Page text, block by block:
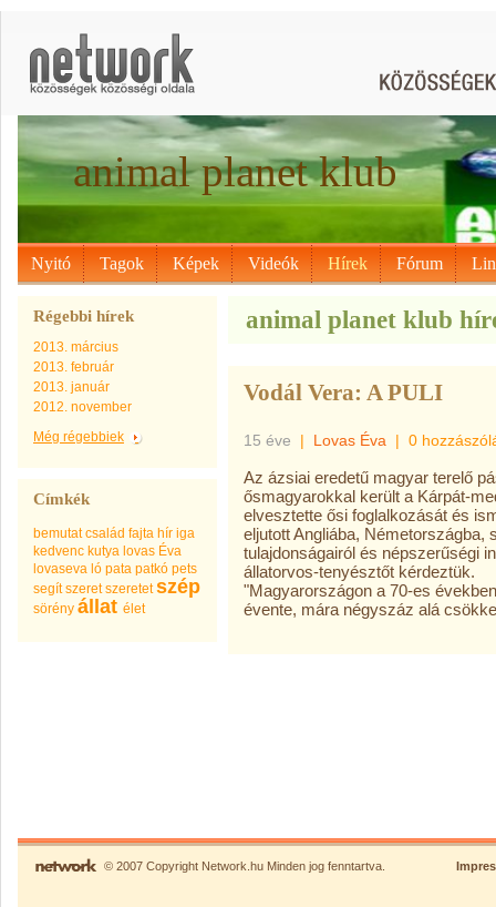
animal planet klub
Nyitó Tagok Képek Videók Hírek Fórum
Régebbi hírek
2013. március
2013. február
2013. január
2012. november
Még régebbiek
Címkék
bemutat család fajta hír iga
kedvenc kutya lovas Éva
lovaseva ló pata patkó pets
segít szeret szeretet szép
sörény állat élet
animal planet klub
Vodál Vera: A PULI
15 éve | Lovas Éva | 0
Az ázsiai eredetű magyar terelő
ősmagyarokkal került a Kárpát-
elvesztette ősi foglalkozását és
eljutott Angliába, Németországba,
tulajdonságairól és népszerűségi
állatorvos-tenyésztőt kérdeztük.
"Magyarországon a 70-es
évente, mára négyszáz alá
© 2007 Copyright Network.hu Minden jog fenntartva.